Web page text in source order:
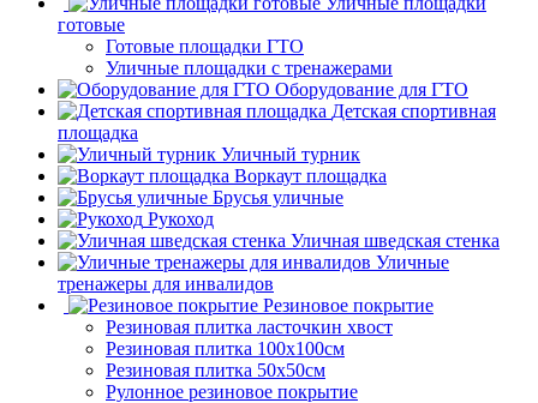
готовые
Готовые площадки ГТО
Уличные площадки с тренажерами
Оборудование для ГТО
Детская спортивная
площадка
Уличный турник
Воркаут площадка
Брусья уличные
Рукоход
Уличная шведская стенка
Уличные
тренажеры для инвалидов
Резиновое покрытие
Резиновая плитка ласточкин хвост
Резиновая плитка 100х100см
Резиновая плитка 50х50см
Рулонное резиновое покрытие